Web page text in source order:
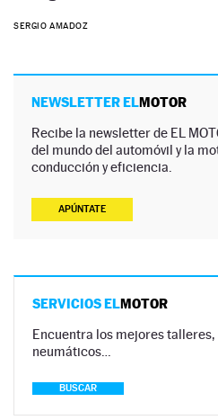
SERGIO AMADOZ
NEWSLETTER ELMOTOR
Recibe la newsletter de EL
del mundo del automóvil y la
conducción y eficiencia.
APÚNTATE
SERVICIOS ELMOTOR
Encuentra los mejores
neumáticos…
BUSCAR